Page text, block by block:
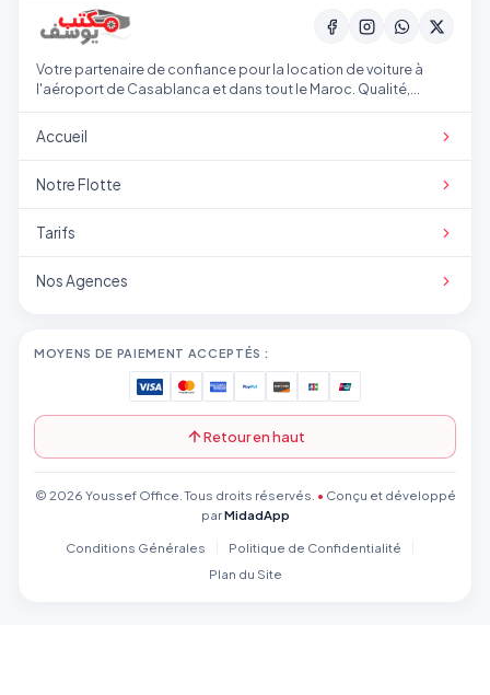
Votre partenaire de confiance pour la location de voiture à
l'aéroport de Casablanca et dans tout le Maroc. Qualité,
Accueil
Notre Flotte
Tarifs
Nos Agences
MOYENS DE PAIEMENT ACCEPTÉS :
Retour en haut
© 2026 Youssef Office. Tous droits réservés. • Conçu et développé
parMidadApp
Conditions Générales
Politique de Confidentialité
Plan du Site